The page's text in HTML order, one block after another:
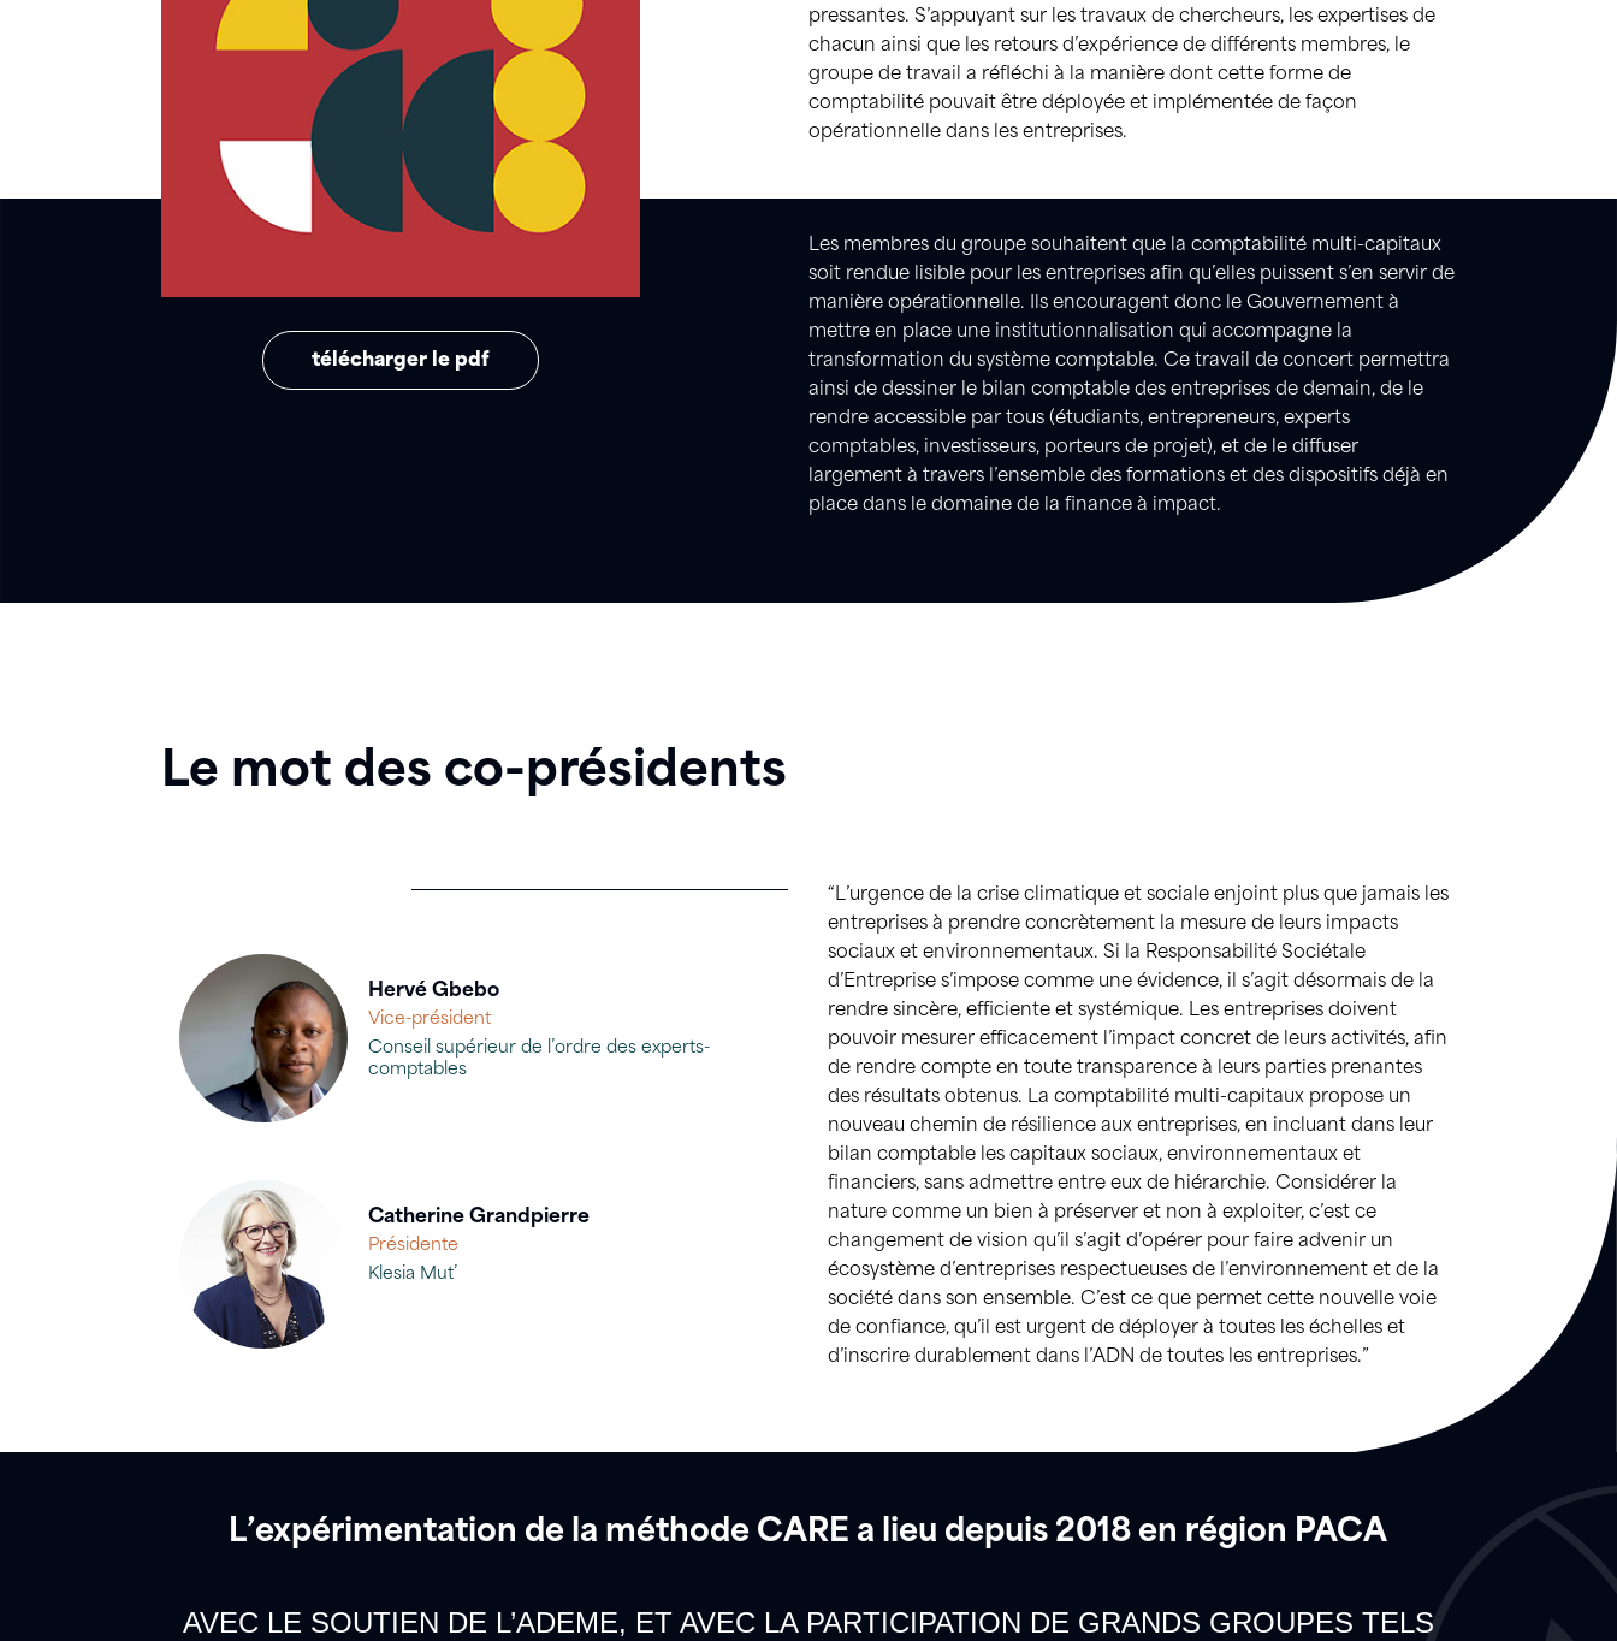
télécharger le pdf
pressantes. S’appuyant sur les travaux de chercheurs, les expertises de
chacun ainsi que les retours d’expérience de différents membres, le
groupe de travail a réfléchi à la manière dont cette forme de
comptabilité pouvait être déployée et implémentée de façon
opérationnelle dans les entreprises.
Les membres du groupe souhaitent que la comptabilité multi-capitaux
soit rendue lisible pour les entreprises afin qu’elles puissent s’en servir de
manière opérationnelle. Ils encouragent donc le Gouvernement à
mettre en place une institutionnalisation qui accompagne la
transformation du système comptable. Ce travail de concert permettra
ainsi de dessiner le bilan comptable des entreprises de demain, de le
rendre accessible par tous (étudiants, entrepreneurs, experts
comptables, investisseurs, porteurs de projet), et de le diffuser
largement à travers l’ensemble des formations et des dispositifs déjà en
place dans le domaine de la finance à impact.
Le mot des co-présidents
Hervé Gbebo
Vice-président
Conseil supérieur de l’ordre des experts-
comptables
Catherine Grandpierre
Présidente
Klesia Mut’
“L’urgence de la crise climatique et sociale enjoint plus que jamais les
entreprises à prendre concrètement la mesure de leurs impacts
sociaux et environnementaux. Si la Responsabilité Sociétale
d’Entreprise s’impose comme une évidence, il s’agit désormais de la
rendre sincère, efficiente et systémique. Les entreprises doivent
pouvoir mesurer efficacement l’impact concret de leurs activités, afin
de rendre compte en toute transparence à leurs parties prenantes
des résultats obtenus. La comptabilité multi-capitaux propose un
nouveau chemin de résilience aux entreprises, en incluant dans leur
bilan comptable les capitaux sociaux, environnementaux et
financiers, sans admettre entre eux de hiérarchie. Considérer la
nature comme un bien à préserver et non à exploiter, c’est ce
changement de vision qu’il s’agit d’opérer pour faire advenir un
écosystème d’entreprises respectueuses de l’environnement et de la
société dans son ensemble. C’est ce que permet cette nouvelle voie
de confiance, qu’il est urgent de déployer à toutes les échelles et
d’inscrire durablement dans l’ADN de toutes les entreprises.”
L’expérimentation de la méthode CARE a lieu depuis 2018 en région PACA
AVEC LE SOUTIEN DE L’ADEME, ET AVEC LA PARTICIPATION DE GRANDS GROUPES TELS